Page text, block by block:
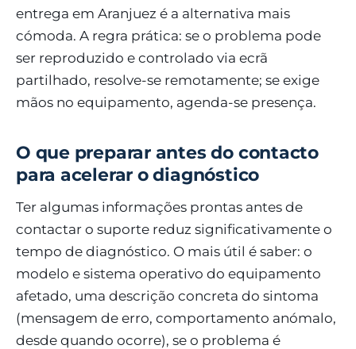
entrega em Aranjuez é a alternativa mais
cómoda. A regra prática: se o problema pode
ser reproduzido e controlado via ecrã
partilhado, resolve-se remotamente; se exige
mãos no equipamento, agenda-se presença.
O que preparar antes do contacto
para acelerar o diagnóstico
Ter algumas informações prontas antes de
contactar o suporte reduz significativamente o
tempo de diagnóstico. O mais útil é saber: o
modelo e sistema operativo do equipamento
afetado, uma descrição concreta do sintoma
(mensagem de erro, comportamento anómalo,
desde quando ocorre), se o problema é